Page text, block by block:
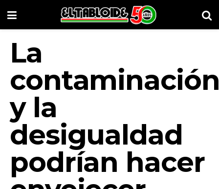
La
y la
desigualdad
podrían hacer